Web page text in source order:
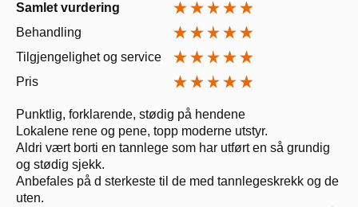
Samlet vurdering
Behandling
Tilgjengelighet og service
Pris
Punktlig, forklarende, stødig på hendene
Lokalene rene og pene, topp moderne utstyr.
Aldri vært borti en tannlege som har utført en så grundig
og stødig sjekk.
Anbefales på d sterkeste til de med tannlegeskrekk og de
uten.